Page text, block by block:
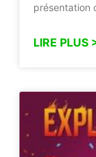
présentation
LIRE PLUS